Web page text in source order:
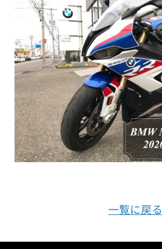
一覧に戻る